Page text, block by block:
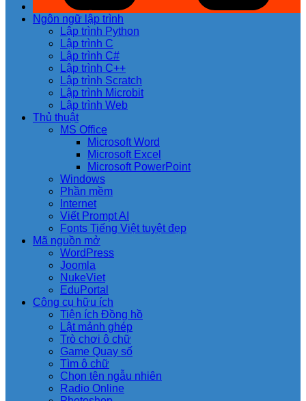
Ngôn ngữ lập trình
Lập trình Python
Lập trình C
Lập trình C#
Lập trình C++
Lập trình Scratch
Lập trình Microbit
Lập trình Web
Thủ thuật
MS Office
Microsoft Word
Microsoft Excel
Microsoft PowerPoint
Windows
Phần mềm
Internet
Viết Prompt AI
Fonts Tiếng Việt tuyệt đẹp
Mã nguồn mở
WordPress
Joomla
NukeViet
EduPortal
Công cụ hữu ích
Tiện ích Đồng hồ
Lật mảnh ghép
Trò chơi ô chữ
Game Quay số
Tìm ô chữ
Chọn tên ngẫu nhiên
Radio Online